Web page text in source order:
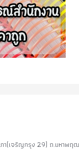
(เจริญกรุง 29) ถ.มหาพฤ